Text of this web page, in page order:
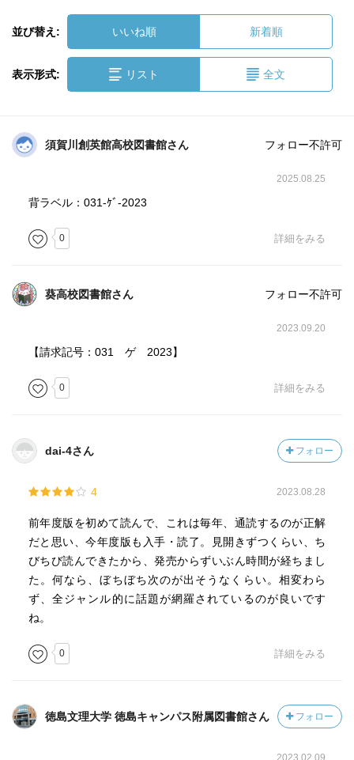
並び替え: いいね順 新着順
表示形式: リスト 全文
須賀川創英館高校図書館さん フォロー不許可
2025.08.25
背ラベル：031-ｹﾞ-2023
0 詳細をみる
葵高校図書館さん フォロー不許可
2023.09.20
【請求記号：031 ゲ 2023】
0 詳細をみる
dai-4さん フォロー
4 2023.08.28
前年度版を初めて読んで、これは毎年、通読するのが正解
だと思い、今年度版も入手・読了。見開きずつくらい、ち
びちび読んできたから、発売からずいぶん時間が経ちまし
た。何なら、ぼちぼち次のが出そうなくらい。相変わら
ず、全ジャンル的に話題が網羅されているのが良いです
ね。
0 詳細をみる
徳島文理大学 徳島キャンパス附属図書館さん フォロー
2023.02.09